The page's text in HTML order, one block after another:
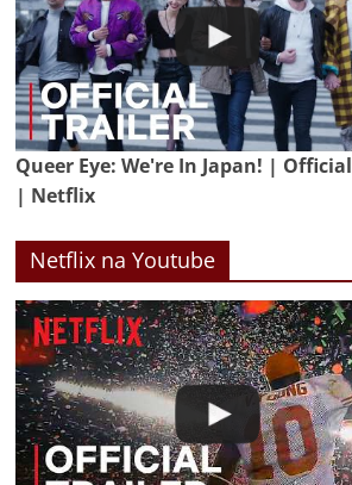
Queer Eye: We're In Japan! |
| Netflix
Netflix na Youtube